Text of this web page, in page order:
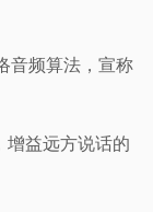
音频算法，宣称
增益远方说话的